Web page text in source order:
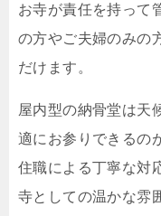
お寺が責任を持って
の方やご夫婦のみの
だけます。
屋内型の納骨堂は天
適にお参りできるの
住職による丁寧な対
寺としての温かな雰